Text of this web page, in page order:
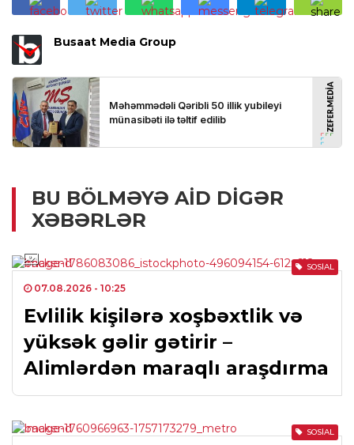
Busaat Media Group
BU BÖLMƏYƏ AID DIGƏR
XƏBƏRLƏR
SOSIAL
07.08.2026 - 10:25
Evlilik kişilərə xoşbəxtlik və
yüksək gəlir gətirir –
Alimlərdən maraqlı araşdırma
SOSIAL